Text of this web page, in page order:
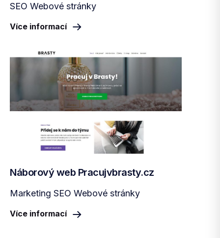
SEO Webové stránky
Více informací
Náborový web Pracujvbrasty.cz
Marketing SEO Webové stránky
Více informací